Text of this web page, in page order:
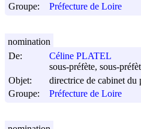
Groupe:
Préfecture de Loire
De:
Céline PLATEL
sous-préfète, sous-
Objet:
directrice de cabinet du
Groupe:
Préfecture de Loire
nomination